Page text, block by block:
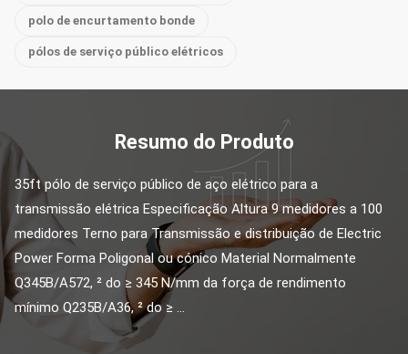
polo de encurtamento bonde
pólos de serviço público elétricos
Resumo do Produto
35ft pólo de serviço público de aço elétrico para a
transmissão elétrica Especificação Altura 9 medidores a 100
medidores Terno para Transmissão e distribuição de Electric
Power Forma Poligonal ou cónico Material Normalmente
Q345B/A572, ² do ≥ 345 N/mm da força de rendimento
mínimo Q235B/A36, ² do ≥ ...